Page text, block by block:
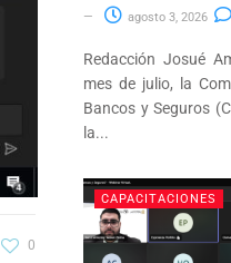
0
agosto 3, 2026
Redacción Josué
mes de julio, la
Bancos y Seguros
la...
CAPACITACIONES